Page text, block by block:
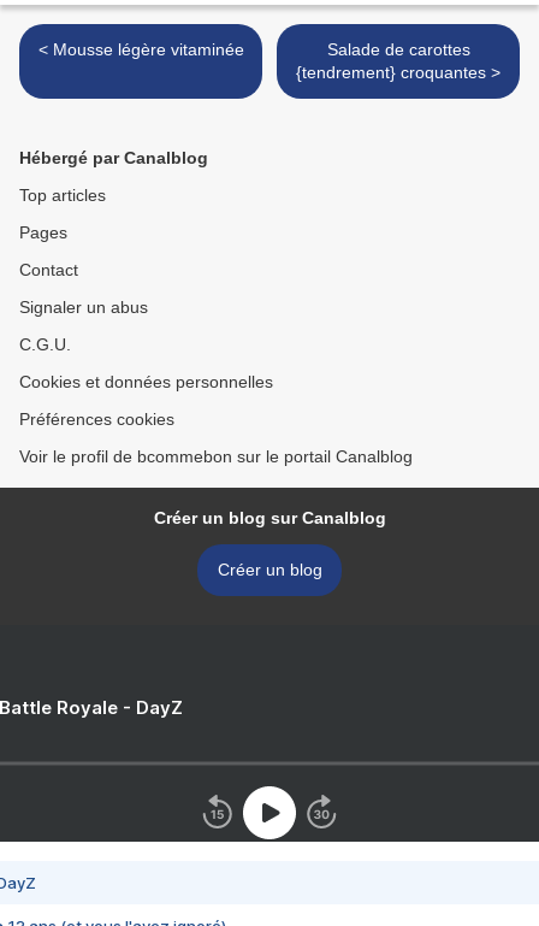
< Mousse légère vitaminée
Salade de carottes
{tendrement} croquantes >
Hébergé par Canalblog
Top articles
Pages
Contact
Signaler un abus
C.G.U.
Cookies et données personnelles
Préférences cookies
Voir le profil de bcommebon sur le portail Canalblog
Créer un blog sur Canalblog
Créer un blog
Royale - DayZ